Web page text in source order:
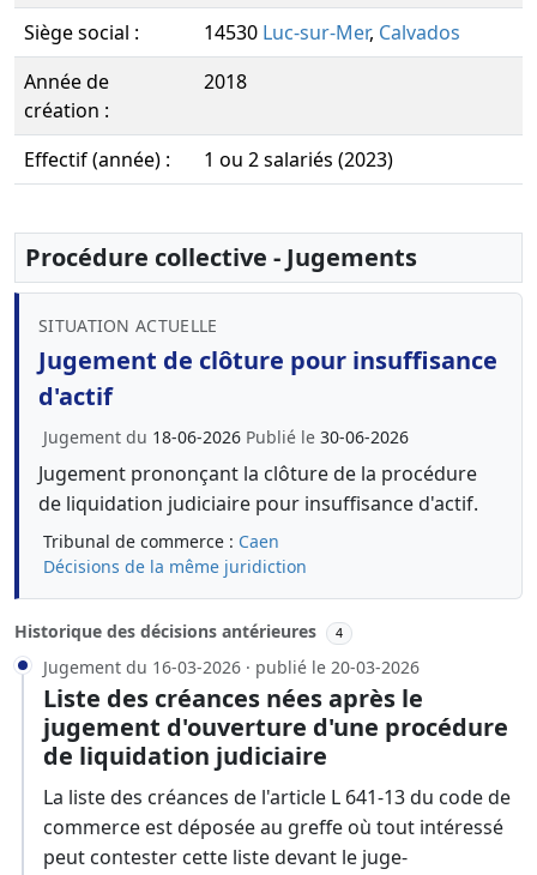
Siège social :
14530 Luc-sur-Mer, Calvados
Année de
création :
2018
Effectif (année) : 1 ou 2 salariés (2023)
Procédure collective - Jugements
SITUATION ACTUELLE
Jugement de clôture pour insuffisance
d'actif
Jugement du 18-06-2026 Publié le 30-06-2026
Jugement prononçant la clôture de la procédure
de liquidation judiciaire pour insuffisance d'actif.
Tribunal de commerce : Caen
Décisions de la même juridiction
Historique des décisions antérieures 4
Jugement du 16-03-2026 · publié le 20-03-2026
Liste des créances nées après le
jugement d'ouverture d'une procédure
de liquidation judiciaire
La liste des créances de l'article L 641-13 du code de
commerce est déposée au greffe où tout intéressé
peut contester cette liste devant le juge-